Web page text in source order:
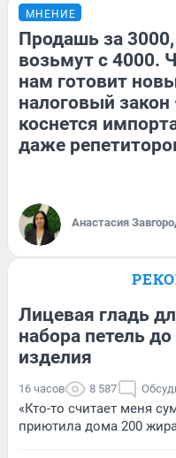
МНЕНИЕ
Продашь за 3000,
возьмут с 4000.
нам готовит
налоговый закон
коснется
даже
Анастасия
Лицевая гладь
набора петель
изделия
16 часов 8 587
«Кто-то считает меня
приютила дома 200